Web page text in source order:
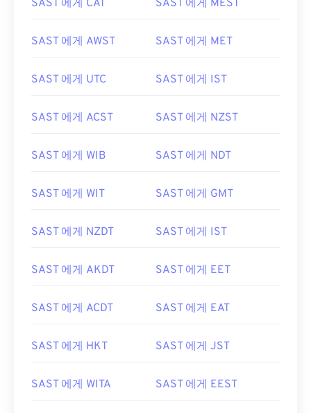
SAST 에게 CAT SAST 에게 MEST
SAST 에게 AWST SAST 에게 MET
SAST 에게 UTC SAST 에게 IST
SAST 에게 ACST SAST 에게 NZST
SAST 에게 WIB SAST 에게 NDT
SAST 에게 WIT SAST 에게 GMT
SAST 에게 NZDT SAST 에게 IST
SAST 에게 AKDT SAST 에게 EET
SAST 에게 ACDT SAST 에게 EAT
SAST 에게 HKT SAST 에게 JST
SAST 에게 WITA SAST 에게 EEST